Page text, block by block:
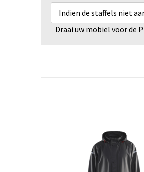
Indien de staffels niet
Draai uw mobiel voor de